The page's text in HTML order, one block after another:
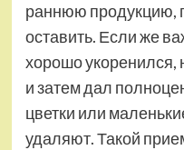
раннюю продукцию,
оставить. Если же
хорошо укоренился,
и затем дал
цветки или
удаляют. Такой